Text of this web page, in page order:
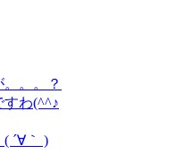
。。？
すわ(^^♪
´∀｀ )